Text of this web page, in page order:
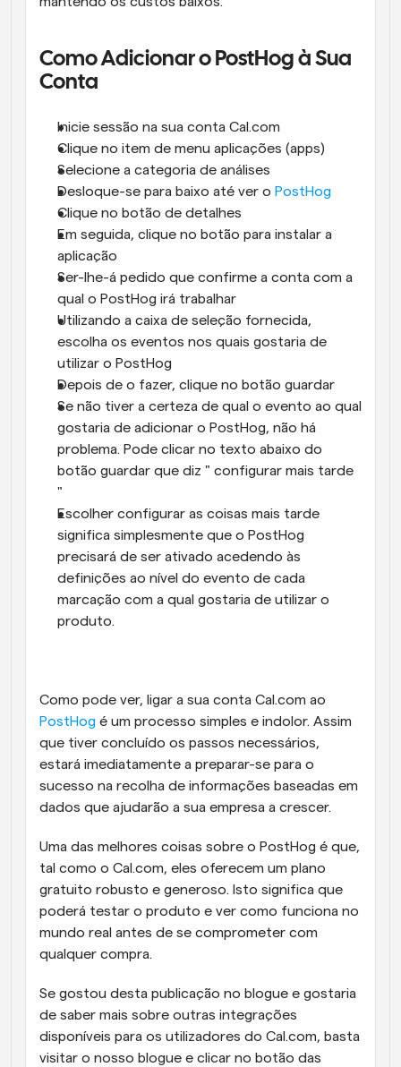
Como Adicionar o PostHog à Sua
Conta
Inicie sessão na sua conta Cal.com
Clique no item de menu aplicações (apps)
Selecione a categoria de análises
Desloque-se para baixo até ver o PostHog
Clique no botão de detalhes
Em seguida, clique no botão para instalar a
aplicação
Ser-lhe-á pedido que confirme a conta com a
qual o PostHog irá trabalhar
Utilizando a caixa de seleção fornecida,
escolha os eventos nos quais gostaria de
utilizar o PostHog
Depois de o fazer, clique no botão guardar
Se não tiver a certeza de qual o evento ao qual
gostaria de adicionar o PostHog, não há
problema. Pode clicar no texto abaixo do
botão guardar que diz " configurar mais tarde
"
Escolher configurar as coisas mais tarde
significa simplesmente que o PostHog
precisará de ser ativado acedendo às
definições ao nível do evento de cada
marcação com a qual gostaria de utilizar o
produto.
PostHog é um processo simples e indolor. Assim
que tiver concluído os passos necessários,
estará imediatamente a preparar-se para o
sucesso na recolha de informações baseadas em
dados que ajudarão a sua empresa a crescer.
Uma das melhores coisas sobre o PostHog é que,
tal como o Cal.com, eles oferecem um plano
gratuito robusto e generoso. Isto significa que
poderá testar o produto e ver como funciona no
mundo real antes de se comprometer com
qualquer compra.
Se gostou desta publicação no blogue e gostaria
de saber mais sobre outras integrações
disponíveis para os utilizadores do Cal.com, basta
visitar o nosso blogue e clicar no botão das